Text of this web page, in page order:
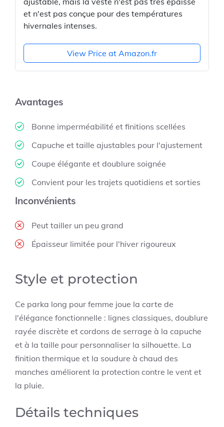
et n'est pas conçue pour des températures
hivernales intenses.
View Price at Amazon.fr
Avantages
Bonne imperméabilité et finitions scellées
Capuche et taille ajustables pour l'ajustement
Coupe élégante et doublure soignée
Convient pour les trajets quotidiens et sorties
Inconvénients
Peut tailler un peu grand
Épaisseur limitée pour l'hiver rigoureux
Style et protection
Ce parka long pour femme joue la carte de
l'élégance fonctionnelle : lignes classiques, doublure
rayée discrète et cordons de serrage à la capuche
et à la taille pour personnaliser la silhouette. La
finition thermique et la soudure à chaud des
manches améliorent la protection contre le vent et
la pluie.
Détails techniques